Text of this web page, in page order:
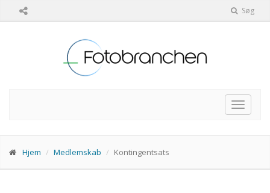
Søg
Toggle
Hjem Medlemskab Kontingentsats